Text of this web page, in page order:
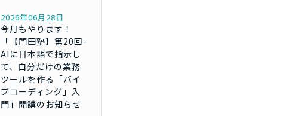
2026年06月28日
今月もやります！
「【門田塾】第20回-
AIに日本語で指示し
て、自分だけの業務
ツールを作る「バイ
ブコーディング」入
門」開講のお知らせ